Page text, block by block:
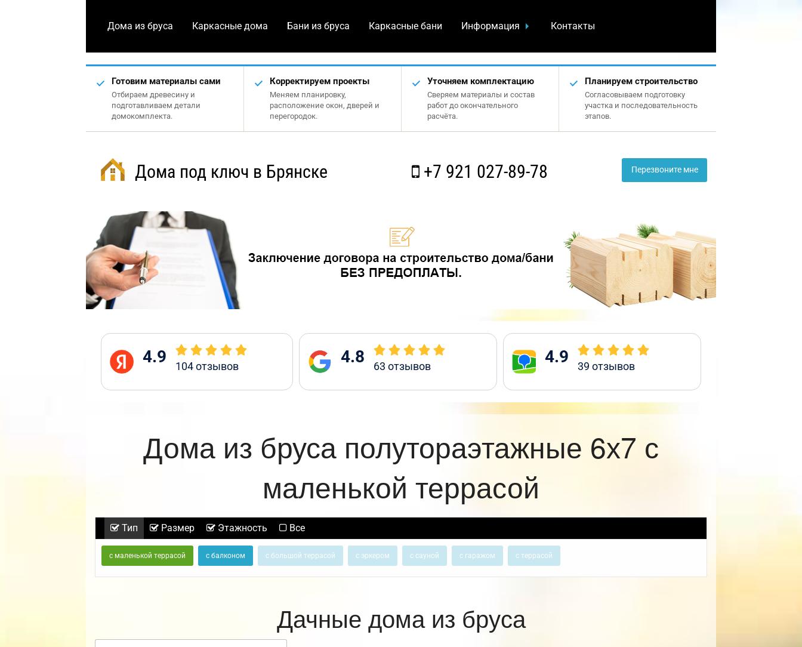
Дома из бруса Каркасные дома Бани из бруса Каркасные бани Информация Контакты
Готовим материалы сами
Отбираем древесину и
подготавливаем детали
домокомплекта.
Корректируем проекты
Меняем планировку,
расположение окон, дверей и
перегородок.
Уточняем комплектацию
Сверяем материалы и состав
работ до окончательного
расчёта.
Планируем строительство
Согласовываем подготовку
участка и последовательность
этапов.
Дома под ключ в Брянске +7 921 027-89-78 Перезвоните мне
4.9 104отзывов 4.8 63 отзывов 4.9 39 отзывов
Дома из бруса полутораэтажные 6х7 с
маленькой террасой
Тип Размер Этажность Все
с маленькой террасой с балконом с большой террасой с эркером с сауной с гаражом с террасой
Дачные дома из бруса